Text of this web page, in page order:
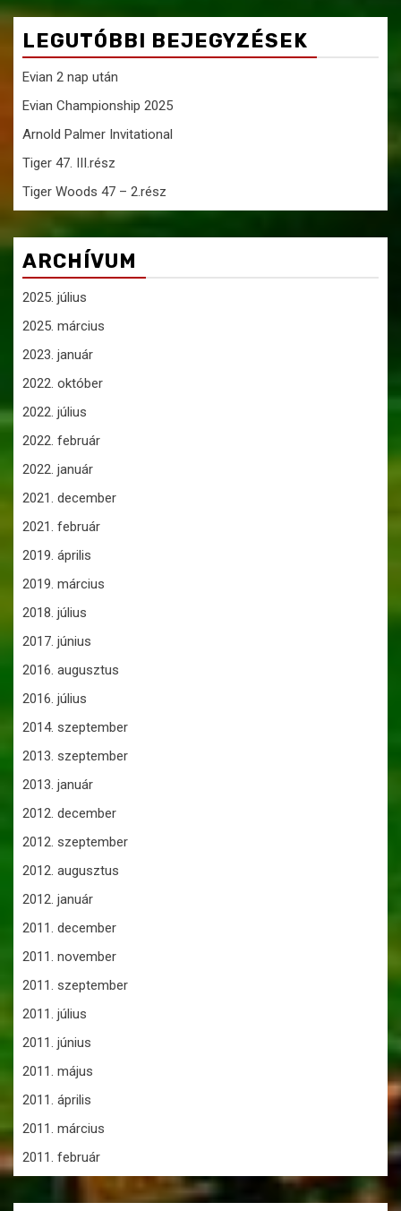
LEGUTÓBBI BEJEGYZÉSEK
Evian 2 nap után
Evian Championship 2025
Arnold Palmer Invitational
Tiger 47. III.rész
Tiger Woods 47 – 2.rész
ARCHÍVUM
2025. július
2025. március
2023. január
2022. október
2022. július
2022. február
2022. január
2021. december
2021. február
2019. április
2019. március
2018. július
2017. június
2016. augusztus
2016. július
2014. szeptember
2013. szeptember
2013. január
2012. december
2012. szeptember
2012. augusztus
2012. január
2011. december
2011. november
2011. szeptember
2011. július
2011. június
2011. május
2011. április
2011. március
2011. február